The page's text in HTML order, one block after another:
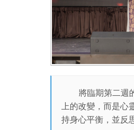
將臨期第二週
上的改變，而是心
持身心平衡，並反